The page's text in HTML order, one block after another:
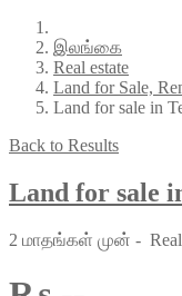
இலங்கை
Real estate
Land for Sale,
Land for sale in
Back to Results
Land for sale
2 மாதங்கள் முன் -